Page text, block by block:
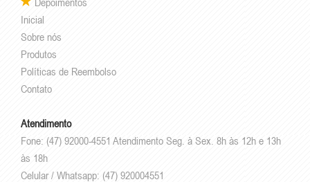
Inicial
Sobre nós
Produtos
Políticas de Reembolso
Contato
Atendimento
Fone: (47) 92000-4551 Atendimento Seg. à Sex. 8h às 12h e 13h
às 18h
Celular / Whatsapp: (47) 920004551